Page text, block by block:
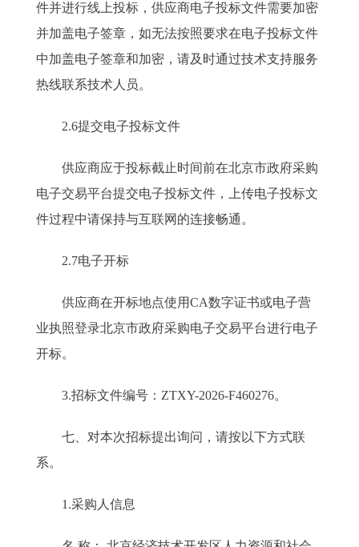
件并进行线上投标，供应商电子投标文件需要加密
并加盖电子签章，如无法按照要求在电子投标文件
中加盖电子签章和加密，请及时通过技术支持服务
热线联系技术人员。
2.6提交电子投标文件
供应商应于投标截止时间前在北京市政府采购
电子交易平台提交电子投标文件，上传电子投标文
件过程中请保持与互联网的连接畅通。
2.7电子开标
供应商在开标地点使用CA数字证书或电子营
业执照登录北京市政府采购电子交易平台进行电子
开标。
3.招标文件编号：ZTXY-2026-F460276。
七、对本次招标提出询问，请按以下方式联
系。
1.采购人信息